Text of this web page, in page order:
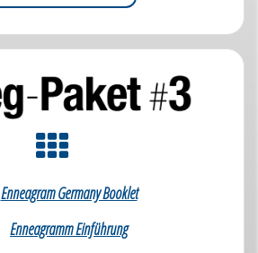
Enneagram Germany Booklet
Enneagramm Einführung